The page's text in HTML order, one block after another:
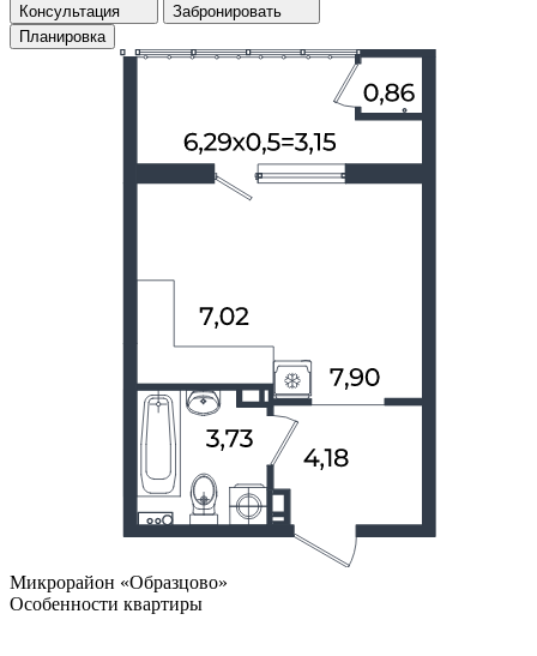
Консультация
Забронировать
Планировка
Микрорайон «Образцово»
Особенности квартиры